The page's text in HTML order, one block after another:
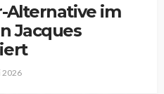
Alternative im
Jacques
2026